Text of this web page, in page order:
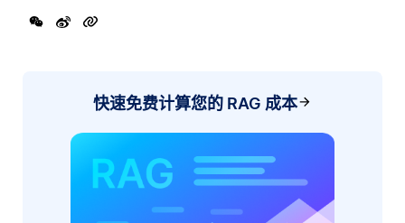
快速免费计算您的 RAG 成本